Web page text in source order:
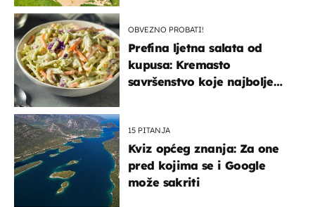
OBVEZNO PROBATI!
Prefina ljetna salata od
kupusa: Kremasto
savršenstvo koje najbolje
15 PITANJA
Kviz općeg znanja: Za one
pred kojima se i Google
može sakriti